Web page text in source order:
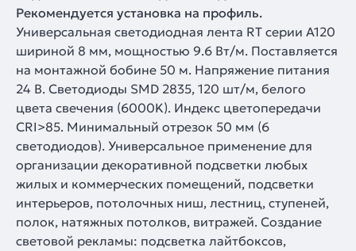
Рекомендуется установка на профиль.
Универсальная светодиодная лента RT серии A120
шириной 8 мм, мощностью 9.6 Вт/м. Поставляется
на монтажной бобине 50 м. Напряжение питания
24 В. Светодиоды SMD 2835, 120 шт/м, белого
цвета свечения (6000K). Индекс цветопередачи
CRI>85. Минимальный отрезок 50 мм (6
светодиодов). Универсальное применение для
организации декоративной подсветки любых
жилых и коммерческих помещений, подсветки
интерьеров, потолочных ниш, лестниц, ступеней,
полок, натяжных потолков, витражей. Создание
световой рекламы: подсветка лайтбоксов,